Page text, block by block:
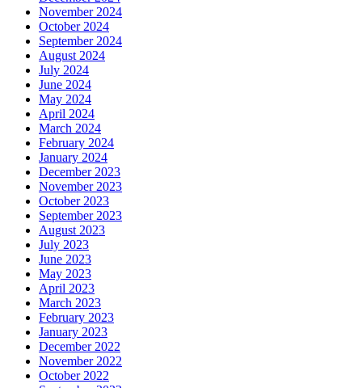
November 2024
October 2024
September 2024
August 2024
July 2024
June 2024
May 2024
April 2024
March 2024
February 2024
January 2024
December 2023
November 2023
October 2023
September 2023
August 2023
July 2023
June 2023
May 2023
April 2023
March 2023
February 2023
January 2023
December 2022
November 2022
October 2022